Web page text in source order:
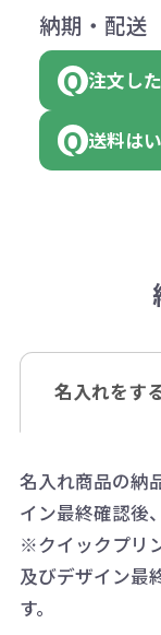
に必
※10
はま
ア
くだ
（商
※不
い
※
お問
除く
×色数
※例
れ費
す。
相
な
同じ
個
一方
い場
代の
ご
領収
詳し
下記
■三
小田
■
口
※
な
納期・配送
注文し
既製
ご
定
あ
金い
お急
大限
送料は
き
も複
料頂
詳
配送
名入れをす
名入れ商品の納
イン最終確認後
※クイックプリ
及びデザイン最
す。